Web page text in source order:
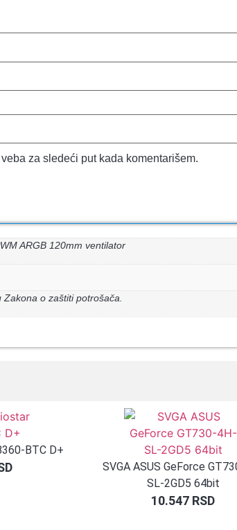
za sledeći put kada komentarišem.
ARGB 120mm ventilator
o zaštiti potrošača.
BTC D+
SVGA ASUS GeForce
SL-2GD5 64bit
10.547 RSD